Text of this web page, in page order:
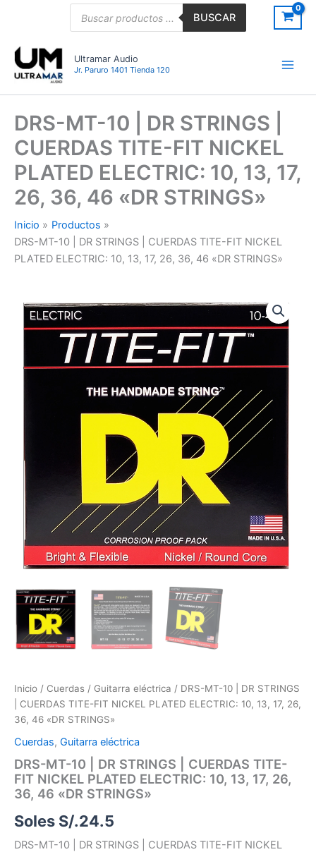
BUSCAR
Ultramar Audio
Jr. Paruro 1401 Tienda 120
DRS-MT-10 | DR STRINGS |
CUERDAS TITE-FIT NICKEL
PLATED ELECTRIC: 10, 13, 17,
26, 36, 46 «DR STRINGS»
Inicio
Productos
DRS-MT-10 | DR STRINGS | CUERDAS TITE-FIT NICKEL
PLATED ELECTRIC: 10, 13, 17, 26, 36, 46 «DR STRINGS»
Inicio / Cuerdas / Guitarra eléctrica / DRS-MT-10 | DR STRINGS
| CUERDAS TITE-FIT NICKEL PLATED ELECTRIC: 10, 13, 17, 26,
36, 46 «DR STRINGS»
Cuerdas, Guitarra eléctrica
DRS-MT-10 | DR STRINGS | CUERDAS TITE-
FIT NICKEL PLATED ELECTRIC: 10, 13, 17, 26,
36, 46 «DR STRINGS»
Soles S/.24.5
DRS-MT-10 | DR STRINGS | CUERDAS TITE-FIT NICKEL
MT-
STRINGS
ELECTRIC:
10,
13,
46
"DR
cantidad